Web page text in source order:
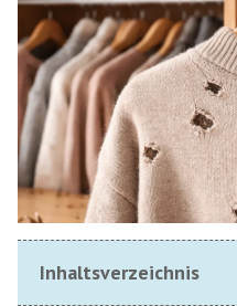
Inhaltsverzeichnis